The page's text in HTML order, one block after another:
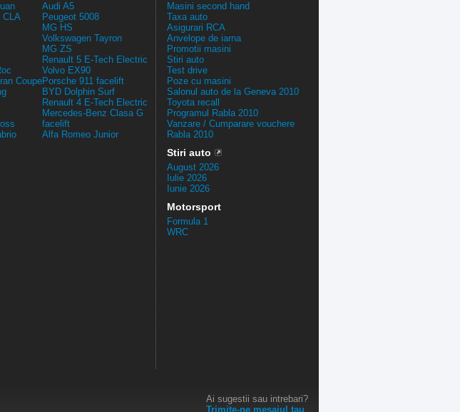
CLA
Coupe
Audi A5
Peugeot 5008
MG HS
Volkswagen Tayron
MG ZS
Renault 5 E-Tech Electric
Volvo EX90
Porsche 911 facelift
BYD Dolphin Surf
Renault 4 E-Tech Electric
Mercedes-Benz Clasa G
facelift
Alfa Romeo Junior
Masini second hand
Taxa auto
Asigurari RCA
Anvelope de iarna
Promotii masini
Stiri auto
Test drive
Poze cu masini
Salonul auto de la Geneva 2010
Toyota recall
Programul Rabla 2010
Vanzare / Cumparare vouchere
Rabla 2010
Stiri auto
August 2026
Iulie 2026
Iunie 2026
Motorsport
Formula 1
WRC
Ai sugestii sau intrebari?
Trimite-ne mesajul tau